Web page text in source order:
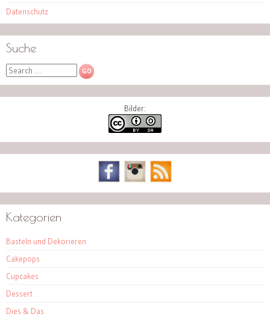
Datenschutz
Suche
Search
Bilder:
Kategorien
Basteln und Dekorieren
Cakepops
Cupcakes
Dessert
Dies & Das